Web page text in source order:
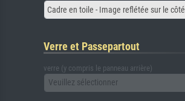
Cadre en toile - Image reflétée sur le côté
Verre et Passepartout
verre (y compris le panneau arrière)
Veuillez sélectionner